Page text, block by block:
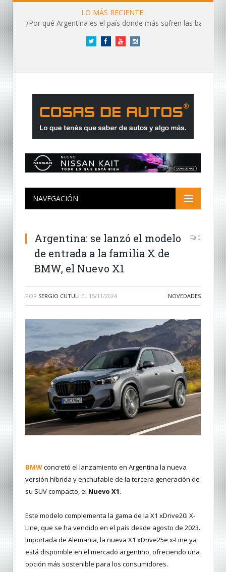
LO MÁS RECIENTE:
¿Por qué Argentina es el país donde más sufren las baterías?
Twitter FacebookYouTubeInstagram
NAVEGACIÓN
Argentina: se lanzó el modelo
de entrada a la familia X de
BMW, el Nuevo X1
0
POR SERGIO CUTULI EL 15/11/2024 NOVEDADES
BMWconcretó el lanzamiento en Argentina la nueva
versión híbrida y enchufable de la tercera generación de
su SUV compacto, el Nuevo X1.
Este modelo complementa la gama de la X1 xDrive20i X-
Line, que se ha vendido en el país desde agosto de 2023.
Importada de Alemania, la nueva X1 xDrive25e x-Line ya
está disponible en el mercado argentino, ofreciendo una
opción más sostenible para los consumidores.